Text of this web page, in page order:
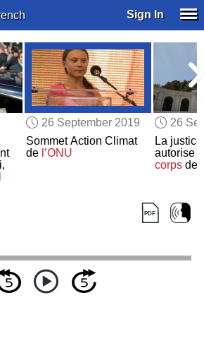
Sign In
26 September 2019
Sommet Action Climat
de l’ONU
26
La
autorise
corpsde